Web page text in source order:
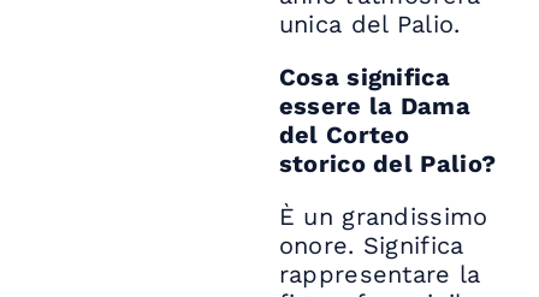
unica del Palio.
Cosa significa
essere la Dama
del Corteo
storico del Palio?
È un grandissimo
onore. Significa
rappresentare la